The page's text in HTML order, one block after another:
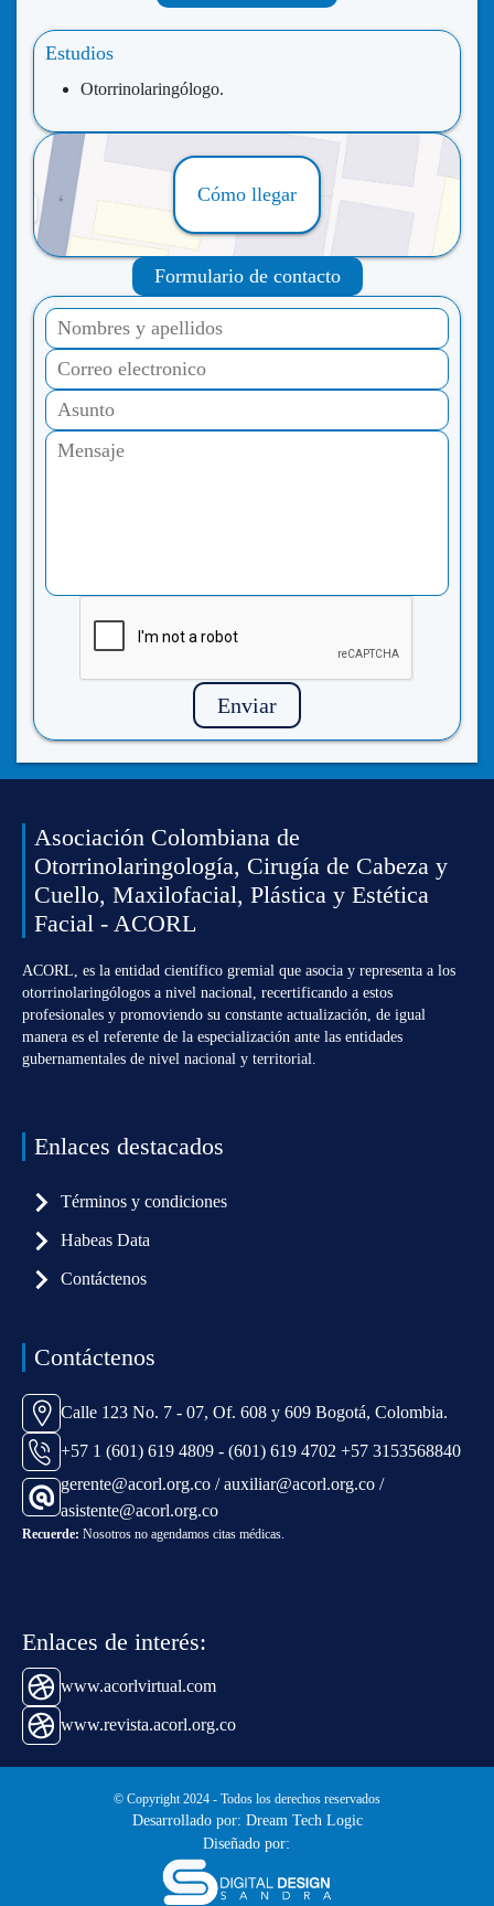
Estudios
Otorrinolaringólogo.
Cómo llegar
Formulario de contacto
Enviar
Asociación Colombiana de
Otorrinolaringología, Cirugía de Cabeza y
Cuello, Maxilofacial, Plástica y Estética
Facial - ACORL
ACORL, es la entidad científico gremial que asocia y representa a los
otorrinolaringólogos a nivel nacional, recertificando a estos
profesionales y promoviendo su constante actualización, de igual
manera es el referente de la especialización ante las entidades
gubernamentales de nivel nacional y territorial.
Enlaces destacados
Términos y condiciones
Habeas Data
Contáctenos
Contáctenos
Calle 123 No. 7 - 07, Of. 608 y 609 Bogotá, Colombia.
+57 1 (601) 619 4809 - (601) 619 4702 +57 3153568840
gerente@acorl.org.co / auxiliar@acorl.org.co /
asistente@acorl.org.co
Recuerde: Nosotros no agendamos citas médicas.
Enlaces de interés:
www.acorlvirtual.com
www.revista.acorl.org.co
© Copyright 2024 - Todos los derechos reservados
Desarrollado por: Dream Tech Logic
Diseñado por: